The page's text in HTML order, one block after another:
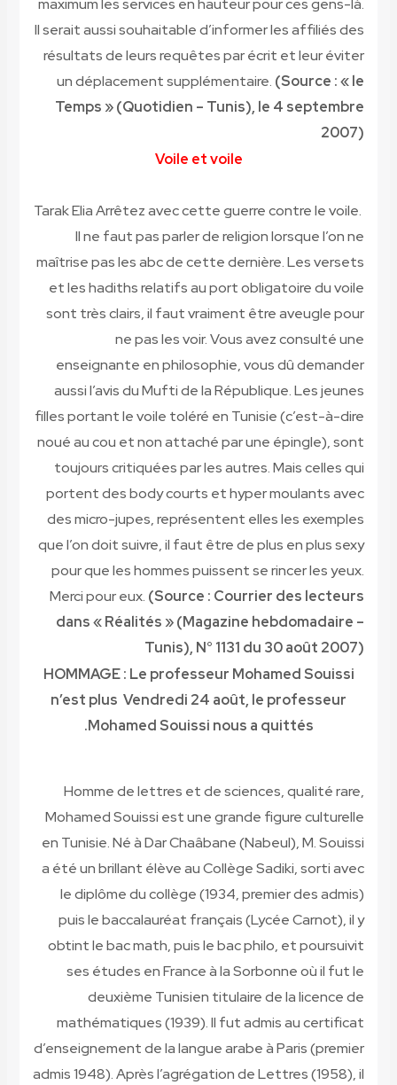
maximum les services en hauteur pour ces gens-là.
Il serait aussi souhaitable d’informer les affiliés des
résultats de leurs requêtes par écrit et leur éviter
un déplacement supplémentaire. (Source : « le
Temps » (Quotidien – Tunis), le 4 septembre
2007)
Voile et voile
Arrêtez avec cette guerre contre le voile.
Il ne faut pas parler de religion lorsque l’on ne
maîtrise pas les abc de cette dernière. Les versets
et les hadiths relatifs au port obligatoire du voile
sont très clairs, il faut vraiment être aveugle pour
ne pas les voir. Vous avez consulté une
enseignante en philosophie, vous dû demander
aussi l’avis du Mufti de la République. Les jeunes
filles portant le voile toléré en Tunisie (c’est-à-dire
noué au cou et non attaché par une épingle), sont
toujours critiquées par les autres. Mais celles qui
portent des body courts et hyper moulants avec
des micro-jupes, représentent elles les exemples
que l’on doit suivre, il faut être de plus en plus sexy
pour que les hommes puissent se rincer les yeux.
Merci pour eux. (Source : Courrier des lecteurs
dans « Réalités » (Magazine hebdomadaire –
Tunis), N° 1131 du 30 août 2007)
HOMMAGE : Le professeur Mohamed Souissi
n’est plus Vendredi 24 août, le professeur
Mohamed Souissi nous a quittés.
Homme de lettres et de sciences, qualité rare,
Mohamed Souissi est une grande figure culturelle
en Tunisie. Né à Dar Chaâbane (Nabeul), M. Souissi
a été un brillant élève au Collège Sadiki, sorti avec
le diplôme du collège (1934, premier des admis)
puis le baccalauréat français (Lycée Carnot), il y
obtint le bac math, puis le bac philo, et poursuivit
ses études en France à la Sorbonne où il fut le
deuxième Tunisien titulaire de la licence de
mathématiques (1939). Il fut admis au certificat
d’enseignement de la langue arabe à Paris (premier
admis 1948). Après l’agrégation de Lettres (1958), il